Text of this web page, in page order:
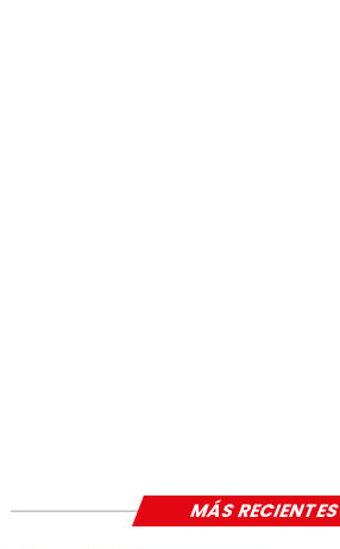
MÁS RECIENTES